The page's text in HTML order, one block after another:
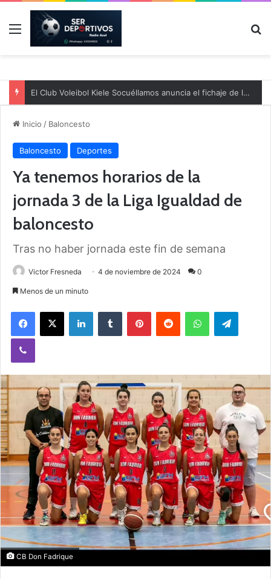
Menú
El Club Voleibol Kiele Socuéllamos anuncia el fichaje de la central norteamericana Morgan Thurlow para la temporada 2026/2027
Inicio / Baloncesto
Baloncesto Deportes
Ya tenemos horarios de la
jornada 3 de la Liga Igualdad de
baloncesto
Tras no haber jornada este fin de semana
Victor Fresneda 4 de noviembre de 2024 0
Menos de un minuto
CB Don Fadrique